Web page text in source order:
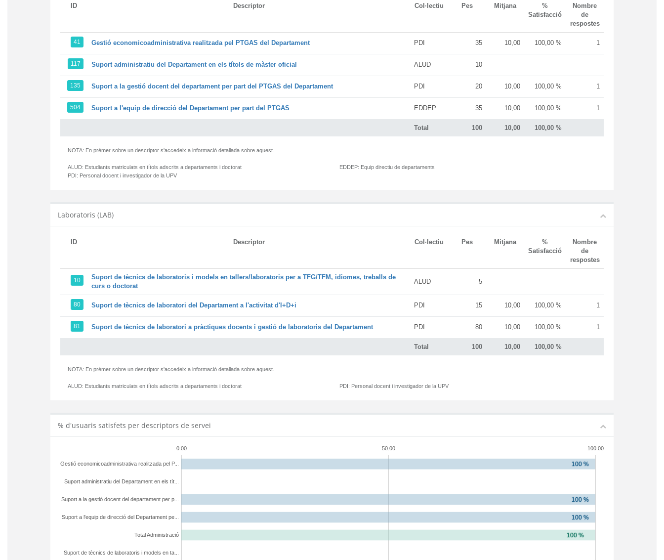
ID Descriptor Col·lectiu Pes Mitjana
%
Satisfacció
Nombre
de
respostes
Total 100 10,00 100,00 %
41 Gestió economicoadministrativa realitzada pel PTGAS del Departament PDI 35 10,00 100,00 % 1
117 Suport administratiu del Departament en els títols de màster oficial ALUD 10
135 Suport a la gestió docent del departament per part del PTGAS del Departament PDI 20 10,00 100,00 % 1
504 Suport a l'equip de direcció del Departament per part del PTGAS EDDEP 35 10,00 100,00 % 1
NOTA: En prémer sobre un descriptor s'accedeix a informació detallada sobre aquest.
ALUD: Estudiants matriculats en títols adscrits a departaments i doctorat
PDI: Personal docent i investigador de la UPV
EDDEP: Equip directiu de departaments
Laboratoris (LAB)
ID Descriptor Col·lectiu Pes Mitjana
%
Satisfacció
Nombre
de
respostes
Total 100 10,00 100,00 %
10
Suport de tècnics de laboratoris i models en tallers/laboratoris per a TFG/TFM, idiomes, treballs de
curs o doctorat
ALUD 5
80 Suport de tècnics de laboratori del Departament a l'activitat d'I+D+i PDI 15 10,00 100,00 % 1
81 Suport de tècnics de laboratori a pràctiques docents i gestió de laboratoris del Departament PDI 80 10,00 100,00 % 1
NOTA: En prémer sobre un descriptor s'accedeix a informació detallada sobre aquest.
ALUD: Estudiants matriculats en títols adscrits a departaments i doctorat PDI: Personal docent i investigador de la UPV
% d'usuaris satisfets per descriptors de servei
0.00 50.00 100.00
Suport de tècnics de laboratoris i models en ta...
Total Administració
Suport a l'equip de direcció del Departament pe...
Suport a la gestió docent del departament per p...
Suport administratiu del Departament en els tít...
Gestió economicoadministrativa realitzada pel P...